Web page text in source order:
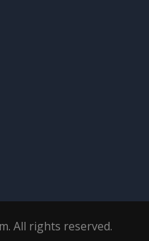
All rights reserved.